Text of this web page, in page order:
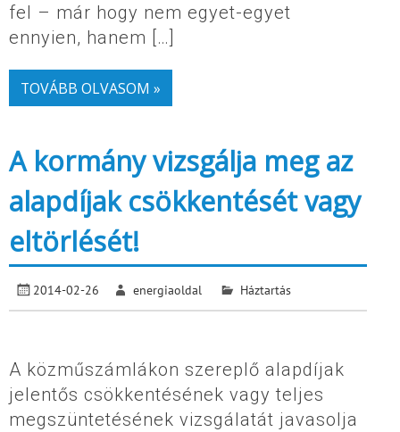
fel – már hogy nem egyet-egyet
ennyien, hanem […]
TOVÁBB OLVASOM »
A kormány vizsgálja meg az
alapdíjak csökkentését vagy
eltörlését!
2014-02-26 energiaoldal Háztartás
A közműszámlákon szereplő alapdíjak
jelentős csökkentésének vagy teljes
megszüntetésének vizsgálatát javasolja